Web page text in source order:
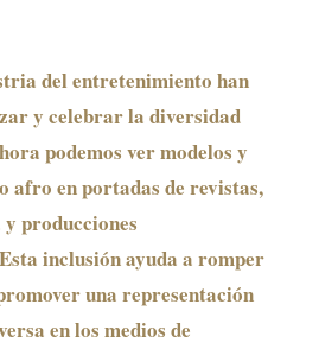
del entretenimiento han
y celebrar la diversidad
podemos ver modelos y
afro en portadas de revistas,
producciones
inclusión ayuda a romper
una representación
en los medios de